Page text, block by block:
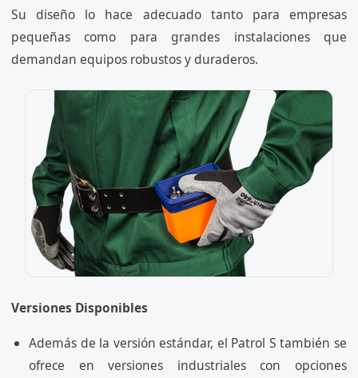
Su diseño lo hace adecuado tanto para empresas
pequeñas como para grandes instalaciones que
demandan equipos robustos y duraderos.
Versiones Disponibles
Además de la versión estándar, el Patrol S también se
ofrece en versiones
industriales con opciones